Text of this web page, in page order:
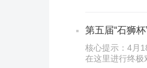
第五届“石狮
核心提示：4月
在这里进行终极